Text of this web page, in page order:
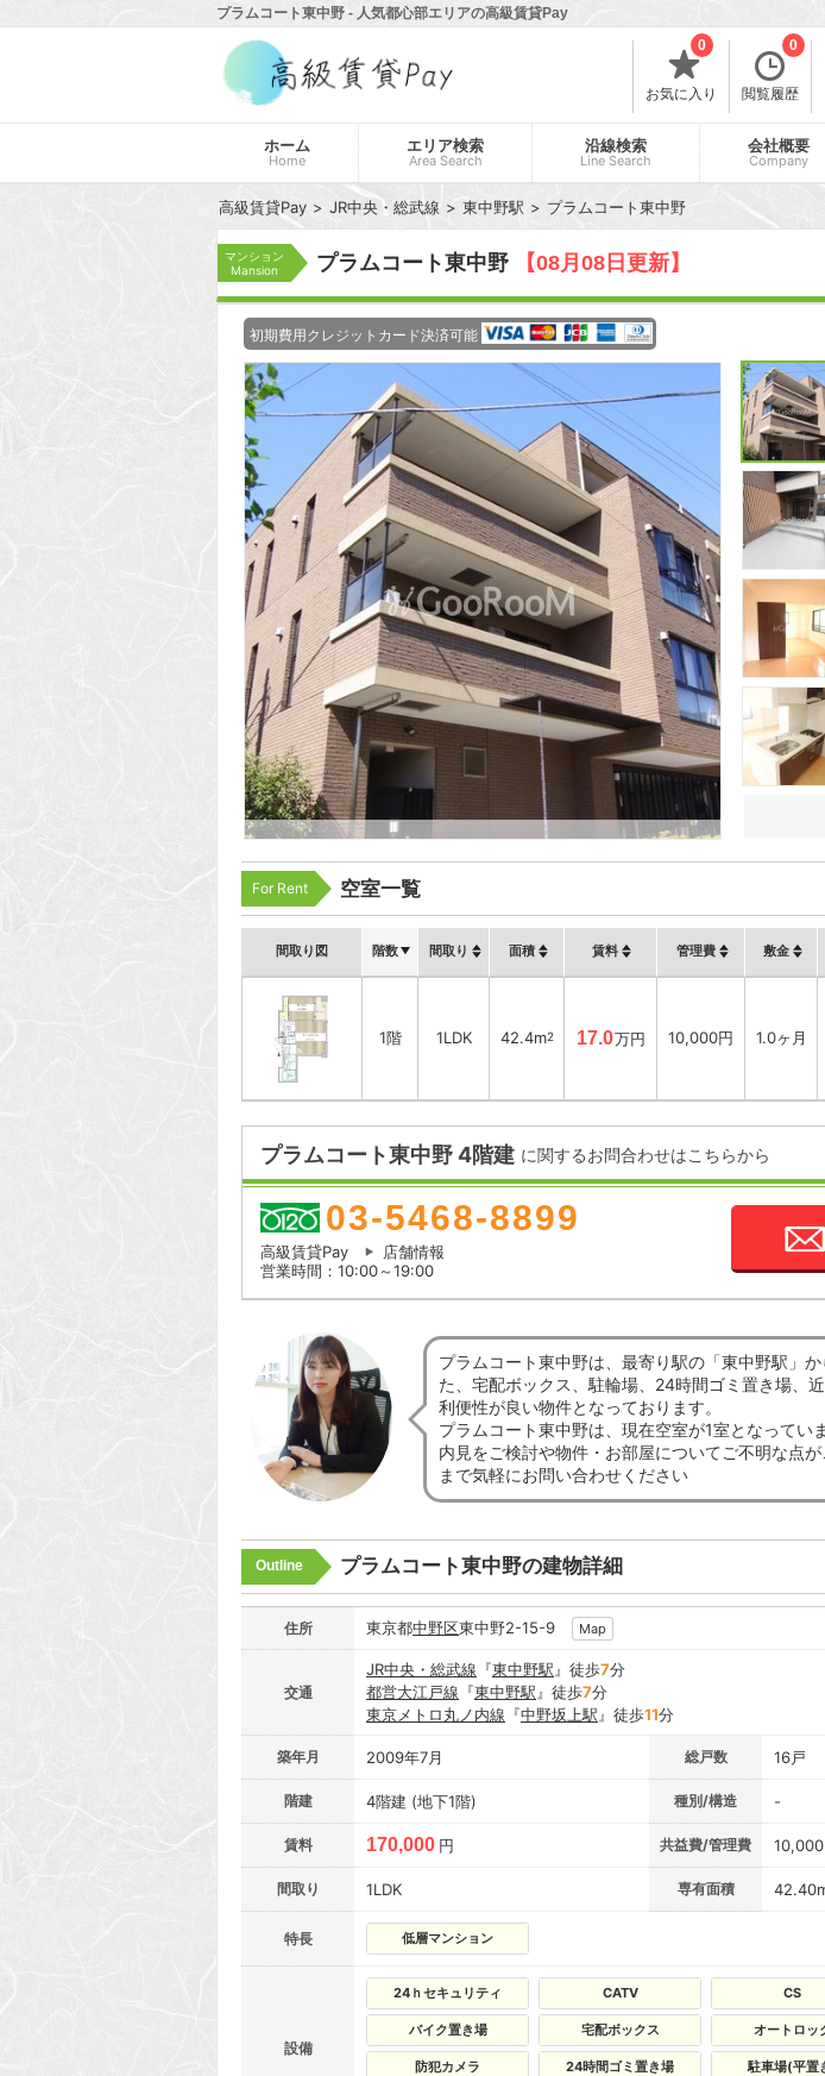
プラムコート東中野 - 人気都心部エリアの高級賃貸Pay
お気に入り
0
閲覧履歴
0
ホーム
Home
エリア検索
Area Search
沿線検索
Line Search
会社概要
Company
高級賃貸Pay JR中央・総武線 東中野駅 プラムコート東中野
マンション
Mansion
プラムコート東中野 【08月08日更新】
初期費用クレジットカード決済可能
For Rent 空室一覧
間取り図 階数 間取り 面積 賃料 管理費 敷金
1階 1LDK 42.4m2 17.0万円 10,000円 1.0ヶ月
プラムコート東中野 4階建 に関するお問合わせはこちらから
03-5468-8899
高級賃貸Pay
店舗情報
営業時間：10:00～19:00
プラムコート東中野は、最寄り駅の「東中野駅」
た、宅配ボックス、駐輪場、24時間ゴミ置き場、
利便性が良い物件となっております。
プラムコート東中野は、現在空室が1室となっていま
内見をご検討や物件・お部屋についてご不明な点
まで気軽にお問い合わせください
Outline プラムコート東中野の建物詳細
住所 東京都中野区東中野2-15-9 Map
交通
JR中央・総武線 『東中野駅 』徒歩7分
都営大江戸線 『東中野駅 』徒歩7分
東京メトロ丸ノ内線 『中野坂上駅 』徒歩11分
築年月 2009年7月 総戸数 16戸
階建 4階建 (地下1階) 種別/構造 -
賃料 170,000 円 共益費/管理費
間取り 1LDK 専有面積
特長 低層マンション
設備
24ｈセキュリティ CATV CS
バイク置き場 宅配ボックス オートロッ
防犯カメラ 24時間ゴミ置き場 駐車場(平置